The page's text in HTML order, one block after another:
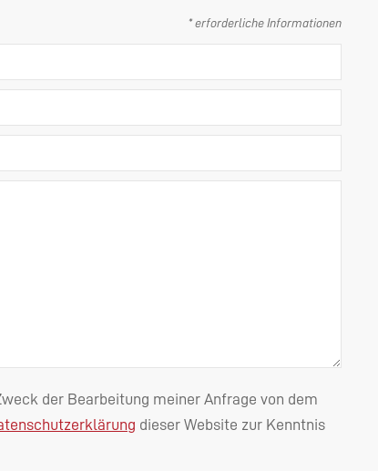
* erforderliche Informationen
der Bearbeitung meiner Anfrage von dem
dieser Website zur Kenntnis